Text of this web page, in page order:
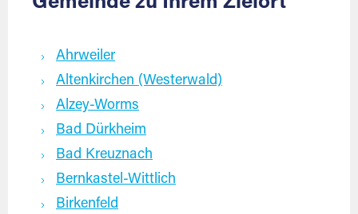
Ahrweiler
Altenkirchen (Westerwald)
Alzey-Worms
Bad Dürkheim
Bad Kreuznach
Bernkastel-Wittlich
Birkenfeld